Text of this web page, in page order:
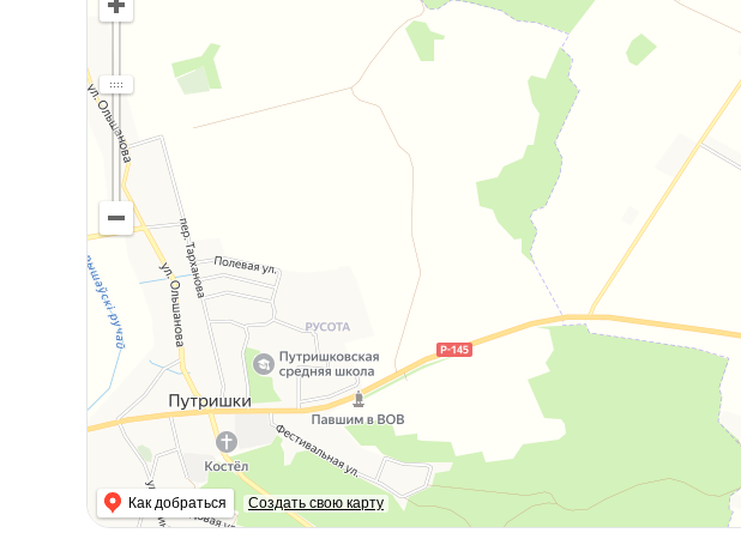
Как добраться Создать свою карту